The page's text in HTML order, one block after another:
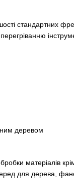
стандартних
деревом
матеріалів
для дерева,